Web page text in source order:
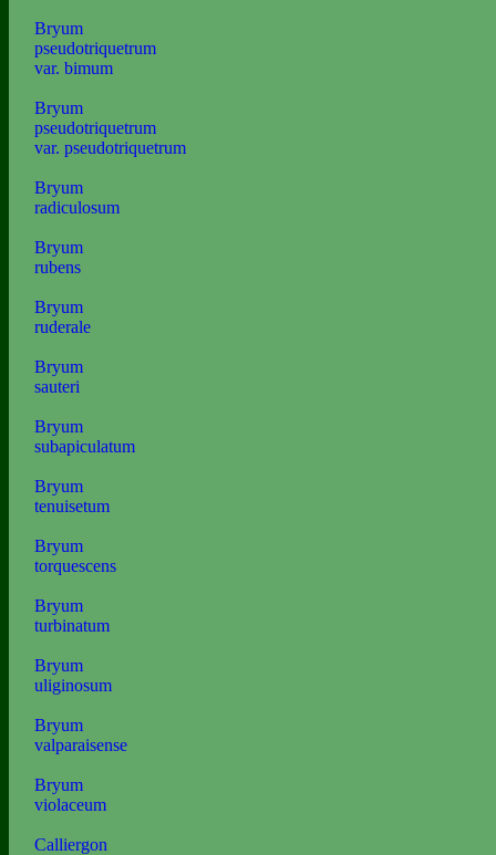
Bryum
pseudotriquetrum
var. bimum
Bryum
pseudotriquetrum
var. pseudotriquetrum
Bryum
radiculosum
Bryum
rubens
Bryum
ruderale
Bryum
sauteri
Bryum
subapiculatum
Bryum
tenuisetum
Bryum
torquescens
Bryum
turbinatum
Bryum
uliginosum
Bryum
valparaisense
Bryum
violaceum
Calliergon